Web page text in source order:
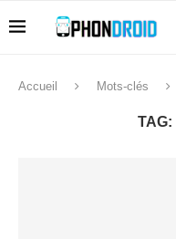
Accueil Mots-clés
TAG: